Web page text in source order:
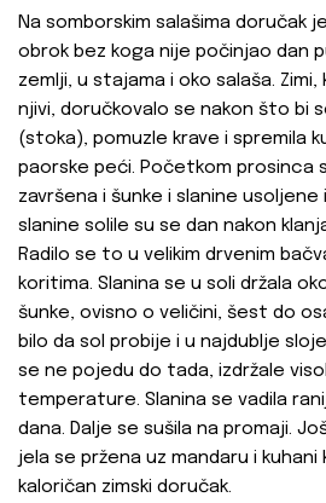
Na somborskim salašima doručak
obrok bez koga nije počinjao dan
zemlji, u stajama i oko salaša.
njivi, doručkovalo se nakon što bi
(stoka), pomuzle krave i spremila
paorske peći. Početkom prosinca
završena i šunke i slanine usoljene
slanine solile su se dan nakon
Radilo se to u velikim drvenim
koritima. Slanina se u soli držala
šunke, ovisno o veličini, šest do
bilo da sol probije i u najdublje
se ne pojedu do tada, izdržale
temperature. Slanina se vadila
dana. Dalje se sušila na promaji.
jela se pržena uz mandaru i
kaloričan zimski doručak.